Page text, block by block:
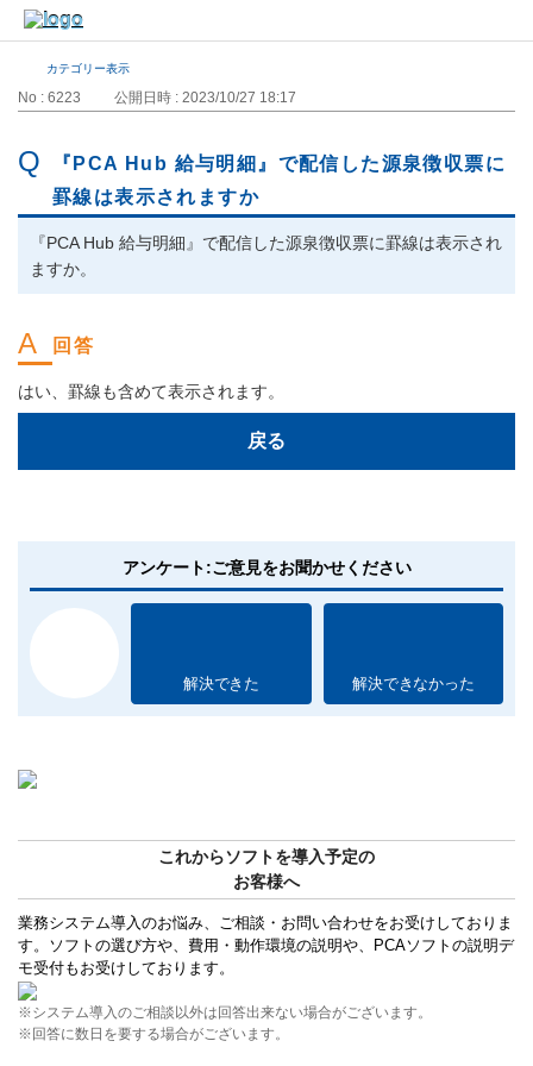
カテゴリー表示
No : 6223 公開日時 : 2023/10/27 18:17
『PCA Hub 給与明細』で配信した源泉徴収票に
罫線は表示されますか
『PCA Hub 給与明細』で配信した源泉徴収票に罫線は表示され
ますか。
はい、罫線も含めて表示されます。
戻る
アンケート:ご意見をお聞かせください
解決できた 解決できなかった
これからソフトを導入予定の
お客様へ
業務システム導入のお悩み、ご相談・お問い合わせをお受けしておりま
す。ソフトの選び方や、費用・動作環境の説明や、PCAソフトの説明デ
モ受付もお受けしております。
※システム導入のご相談以外は回答出来ない場合がございます。
※回答に数日を要する場合がございます。